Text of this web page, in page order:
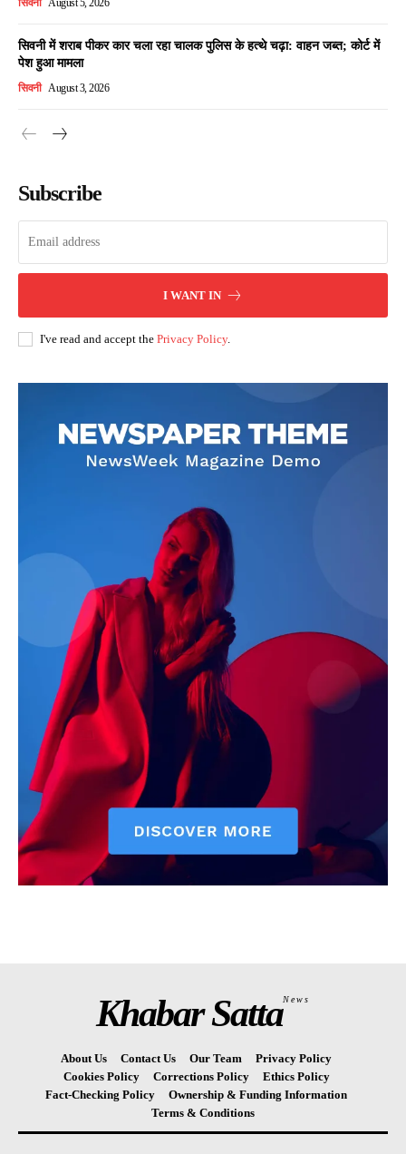
सिवनी August 5, 2026
सिवनी में शराब पीकर कार चला रहा चालक पुलिस के हत्थे चढ़ा: वाहन जब्त; कोर्ट में
पेश हुआ मामला
सिवनी August 3, 2026
Subscribe
I WANT IN
I've read and accept the Privacy Policy.
Khabar SattaNews
About Us Contact Us Our Team
Privacy Policy
Cookies Policy
Corrections Policy
Ethics Policy
Fact-Checking Policy
Ownership & Funding Information
Terms & Conditions